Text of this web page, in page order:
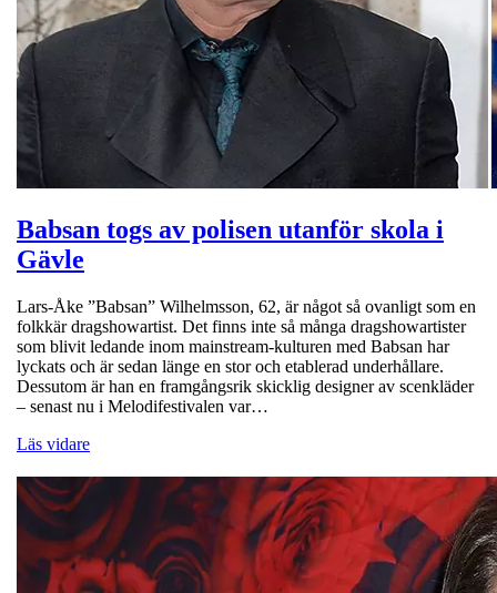
Babsan togs av polisen utanför skola i
Gävle
Lars-Åke ”Babsan” Wilhelmsson, 62, är något så ovanligt som en
folkkär dragshowartist. Det finns inte så många dragshowartister
som blivit ledande inom mainstream-kulturen med Babsan har
lyckats och är sedan länge en stor och etablerad underhållare.
Dessutom är han en framgångsrik skicklig designer av scenkläder
– senast nu i Melodifestivalen var…
Läs vidare